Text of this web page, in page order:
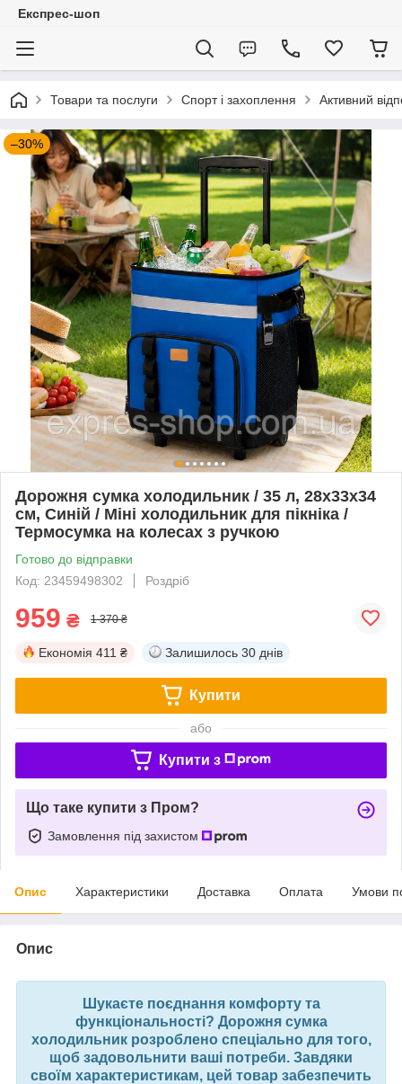
Експрес-шоп
Товари та послуги Спорт і захоплення Активний
–30%
Дорожня сумка холодильник / 35 л, 28х33х34
см, Синій / Міні холодильник для пікніка /
Термосумка на колесах з ручкою
Готово до відправки
Код: 23459498302
Роздріб
959 ₴ 1 370 ₴
Економія 411 ₴ Залишилось 30 днів
Купити
або
Купити з
Що таке купити з Пром?
Замовлення під захистом
Опис Характеристики Доставка Оплата Умови
Опис
Шукаєте поєднання комфорту та
функціональності? Дорожня сумка
холодильник розроблено спеціально для того,
щоб задовольнити ваші потреби. Завдяки
своїм характеристикам, цей товар забезпечить